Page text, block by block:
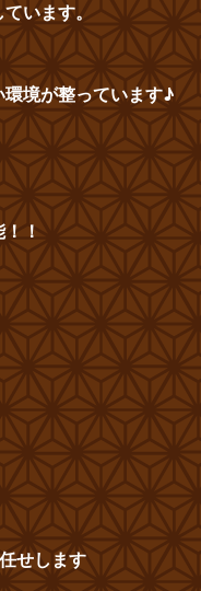
います。
境が整っています♪
！
せします